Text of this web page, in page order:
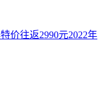
价往返2990元2022年